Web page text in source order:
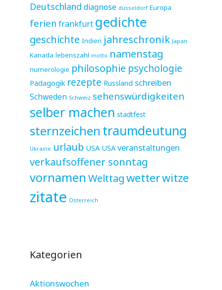
Deutschland diagnose düsseldorf Europa
ferien frankfurt gedichte
geschichte Indien jahreschronik Japan
Kanada lebenszahl motto namenstag
numerologie philosophie psychologie
Pädagogik rezepte Russland schreiben
Schweden Schweiz sehenswürdigkeiten
selber machen stadtfest
sternzeichen traumdeutung
Ukraine urlaub USA USA veranstaltungen
verkaufsoffener sonntag
vornamen Welttagwetterwitze
zitate Österreich
Kategorien
Aktionswochen